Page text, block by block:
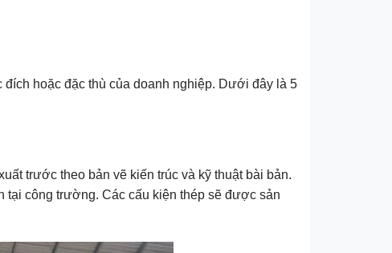
hoặc đặc thù của doanh nghiệp. Dưới đây là 5
trước theo bản vẽ kiến trúc và kỹ thuật bài bản.
tại công trường. Các cấu kiện thép sẽ được sản